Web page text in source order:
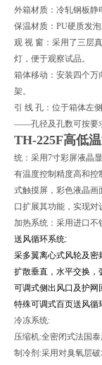
外箱材质：冷轧钢板静
保温材质：PU硬质发
观 视 窗：采用了三层
灯，便于观察试品。
箱体移动：安装四个万
架。
引 线 孔：位于箱体左
——孔径及孔数可按要
TH-225F高低
统：采用7寸彩屏液晶
有温度控制精度高和
式触摸屏，彩色液晶画
口扩展其功能，实现对
加热系统：采用进口
送风循环系统:
采多翼离心式风轮及密
扩散垂直，水平交换，
可调式侧出风口及护网
特殊可调式百页送风循
冷冻系统:
压缩机:全密闭式法国泰
制冷剂:采用对臭氧层